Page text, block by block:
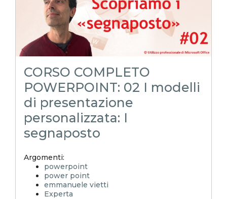
power point segreti
powerpoint tutorial
POWERPOINToltreognilimite
POWERPOINToltreognilimiteTRUCCHIeSEGRETI
CORSO COMPLETO
POWERPOINT: 02 I modelli
di presentazione
personalizzata: I
segnaposto
Argomenti:
powerpoint
power point
emmanuele vietti
Experta